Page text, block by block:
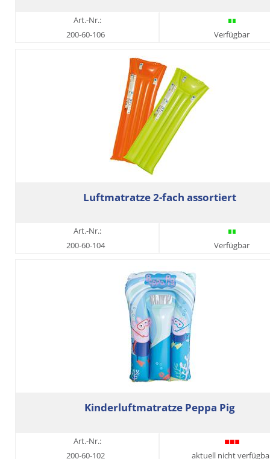
Art.-Nr.:
200-60-106
Verfügbar
Luftmatratze 2-fach assortiert
Art.-Nr.:
200-60-104
Verfügbar
Kinderluftmatratze Peppa Pig
Art.-Nr.:
200-60-102
aktuell nicht